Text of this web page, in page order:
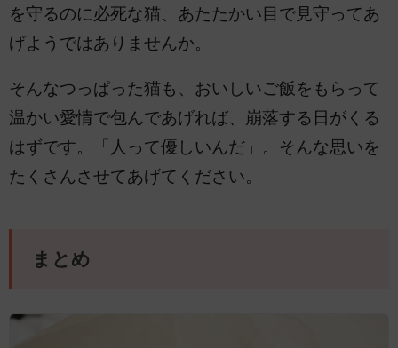
を守るのに必死な猫、あたたかい目で見守ってあ
げようではありませんか。
そんなつっぱった猫も、おいしいご飯をもらって
温かい愛情で包んであげれば、崩落する日がくる
はずです。「人って優しいんだ」。そんな思いを
たくさんさせてあげてください。
まとめ